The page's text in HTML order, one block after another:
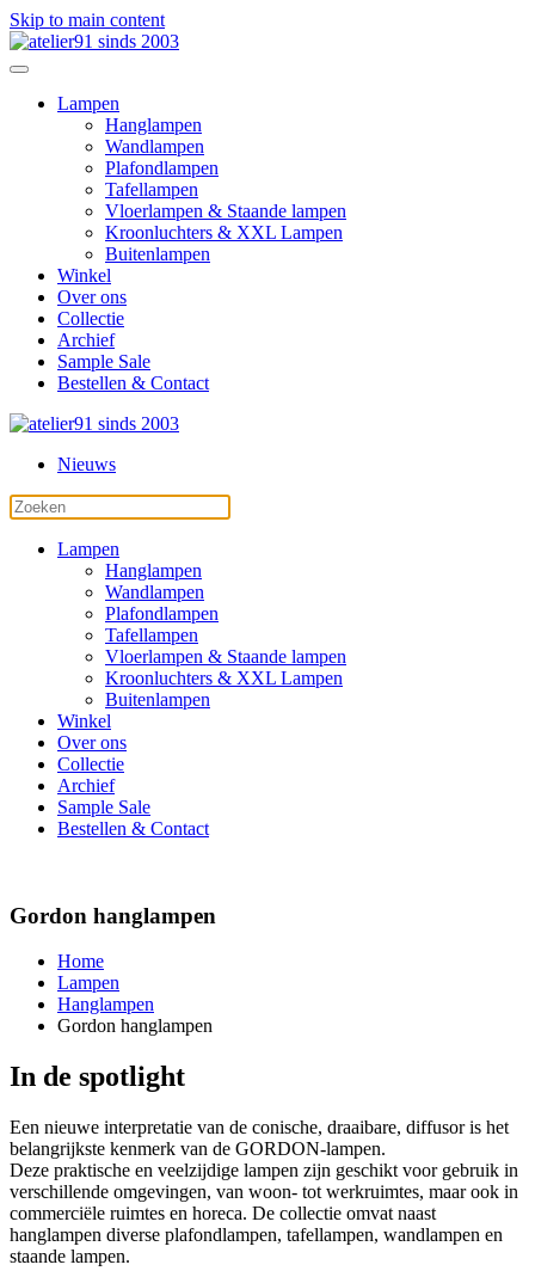
Skip to main content
Lampen
Hanglampen
Wandlampen
Plafondlampen
Tafellampen
Vloerlampen & Staande lampen
Kroonluchters & XXL Lampen
Buitenlampen
Winkel
Over ons
Collectie
Archief
Sample Sale
Bestellen & Contact
Nieuws
Lampen
Hanglampen
Wandlampen
Plafondlampen
Tafellampen
Vloerlampen & Staande lampen
Kroonluchters & XXL Lampen
Buitenlampen
Winkel
Over ons
Collectie
Archief
Sample Sale
Bestellen & Contact
Gordon hanglampen
Home
Lampen
Hanglampen
Gordon hanglampen
In de spotlight
Een nieuwe interpretatie van de conische, draaibare, diffusor is het
belangrijkste kenmerk van de GORDON-lampen.
Deze praktische en veelzijdige lampen zijn geschikt voor gebruik in
verschillende omgevingen, van woon- tot werkruimtes, maar ook in
commerciële ruimtes en horeca. De collectie omvat naast
hanglampen diverse plafondlampen, tafellampen, wandlampen en
staande lampen.